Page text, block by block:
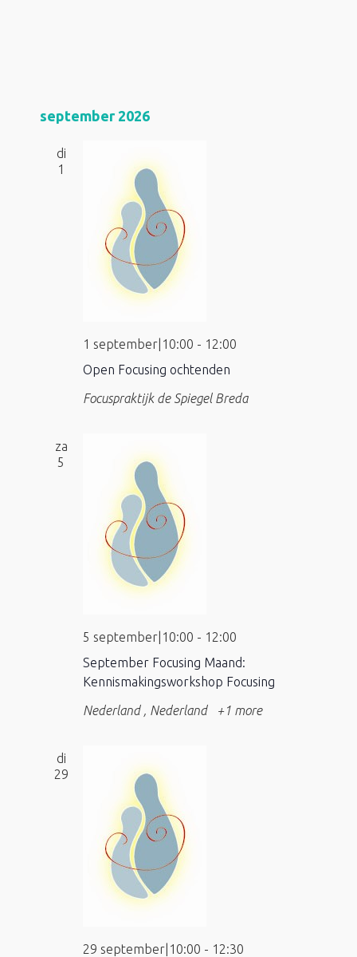
september 2026
di
1
Open Focusing ochtenden
1 september|10:00 - 12:00
Focuspraktijk de Spiegel Breda
za
5
September Focusing Maand:
Kennismakingsworkshop Focusing
5 september|10:00 - 12:00
Nederland , Nederland +1 more
di
29
29 september|10:00 - 12:30